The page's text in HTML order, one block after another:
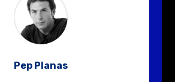
Pep Planas